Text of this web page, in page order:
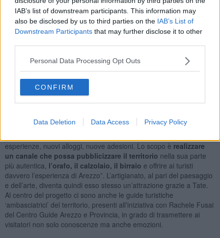
IAB’s list of downstream participants. This information may
also be disclosed by us to third parties on the IAB’s List of
Downstream Participants that may further disclose it to other
Personal Data Processing Opt Outs
CONFIRM
Data Deletion Data Access Privacy Policy
Nicola Benini, Sindaco di Bucine, Paolo Pestelli, DMO Comune di
Pratovecchio Stia, Ilaria Lorenzini, assessore al turismo del
Comune di Anghiari. Le conclusioni sono state affidate a Luca
Tonini, presidente di CNA Toscana e Fabio Mascagni, presidente di
CNA Arezzo.
‘Tate’ trova forma anche in un catalogo che raccoglie percorsi
esperienziali e turistici da proporre ai visitatori. L’iniziativa parte da
lontano come spiegaFabio Mascagni
collaborare dando aipiccoli e medi imprenditori
portare avanti le loro attività, mentre CNA diventa la vetrina grazie
“Tutti quelli che ci vogliono sostenere sono ben accetti - afferma
esperienze, nuovi alloggi, nuove adesioni. Lo scopo è realizzare
un canale che possa pubblicizzare il territorio nella sua parte
più autentica, l’orafo, il calzolaio, il birraio e offrire ai turisti
davvero l’esperienza di Arezzo”. L’artigianato, al pari del paesaggio
e dell’arte, diventa quindi esso stesso un’attrazione grazie a Tate.
Al centro del progetto ci sono anche le guide turistiche
‘ambasciatrici’ del territorio, presenti all’iniziativa con Rachele Fusai
del Centro Guide Arezzo e Provincia, in grado di trasmettere ai
visitatori non solo conoscenze ma anche emozioni.